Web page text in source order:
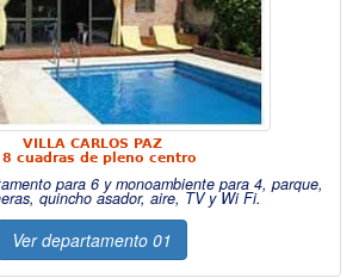
VILLA CARLOS PAZ
8 cuadras de pleno centro
para 6 y monoambiente para 4, parque,
quincho asador, aire, TV y Wi Fi.
Ver departamento 01